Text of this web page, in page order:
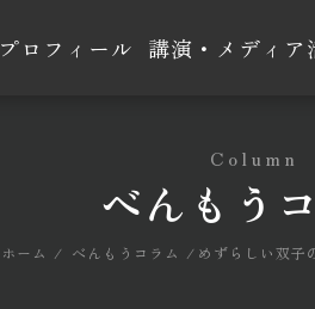
プロフィール 講演・メディア
Column
べんもう
ホーム べんもうコラム めずらしい双